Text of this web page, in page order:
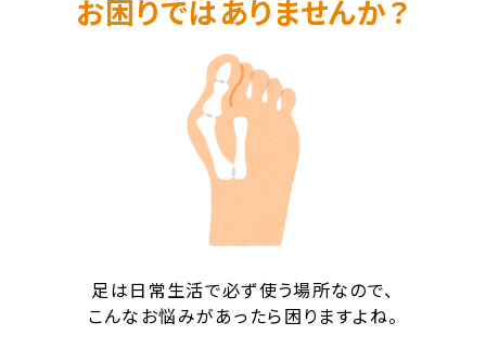
お困りではありませんか？
足は日常生活で必ず使う場所なので、
こんなお悩みがあったら困りますよね。